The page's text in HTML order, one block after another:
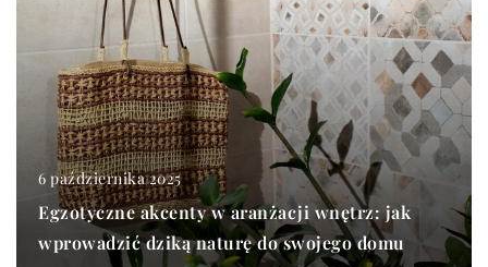
6 października 2025
Egzotyczne akcenty w aranżacji wnętrz: jak
wprowadzić dziką naturę do swojego domu